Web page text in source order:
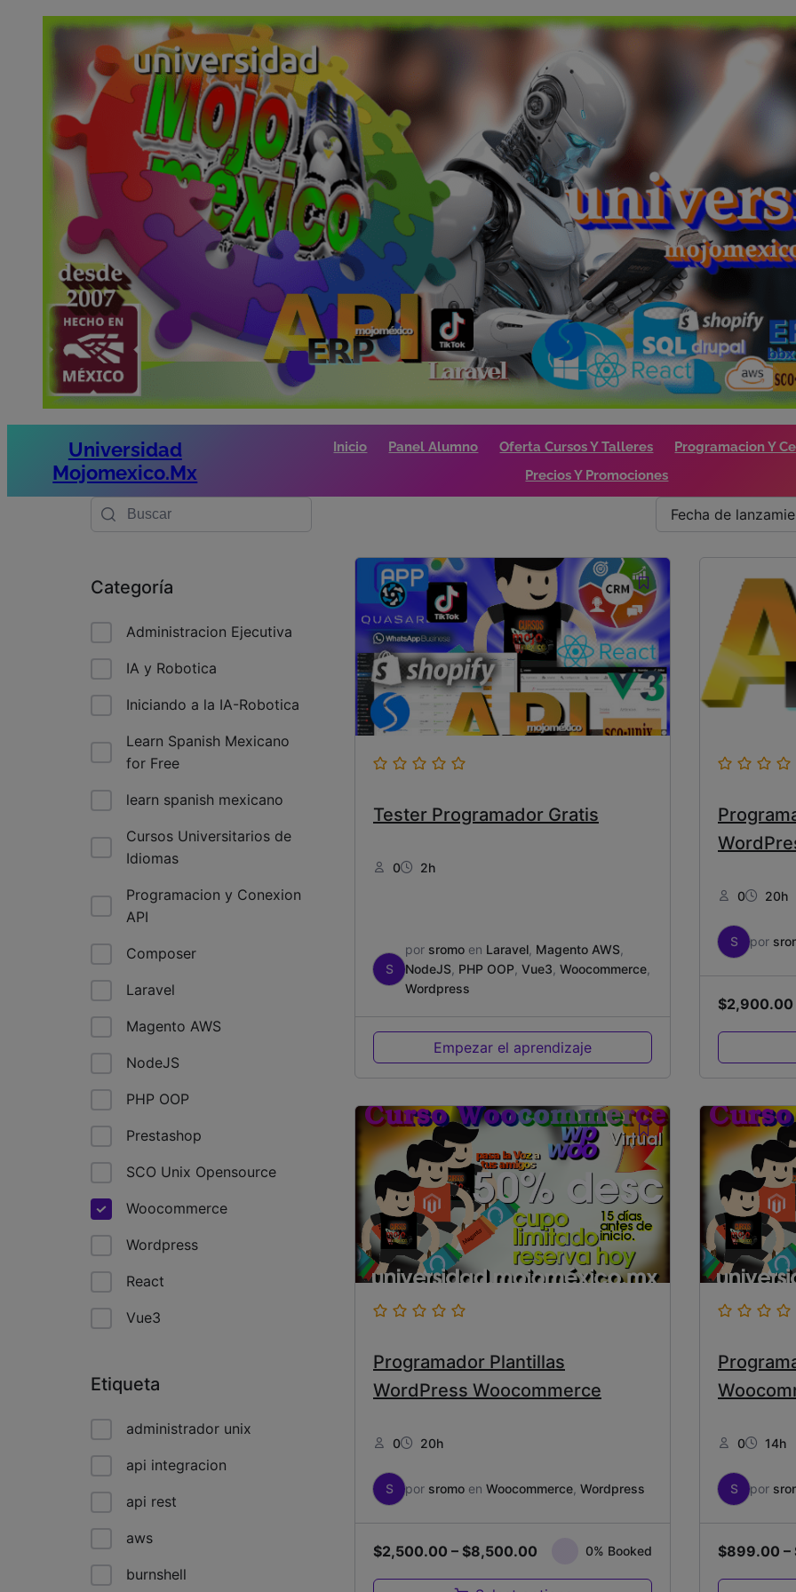
Universidad
Mojomexico.mx
Inicio Panel Alumno Oferta Cursos Y Talleres
Programacion Y
Precios Y Promociones
Categoría
Administracion Ejecutiva
IA y Robotica
Iniciando a la IA-Robotica
Learn Spanish Mexicano
for Free
learn spanish mexicano
Cursos Universitarios de
Idiomas
Programacion y Conexion
API
Composer
Laravel
Magento AWS
NodeJS
PHP OOP
Prestashop
SCO Unix Opensource
Woocommerce
Wordpress
React
Vue3
Etiqueta
administrador unix
api integracion
api rest
aws
burnshell
Fecha de
Tester Programador Gratis
0 2h
S
por sromo en Laravel Magento AWS
NodeJS PHP OOP Vue3 Woocommerce
Wordpress
Empezar el aprendizaje
0 20h
S por
$2,900.00
Programador Plantillas
WordPress Woocommerce
0 20h
S por sromo en Woocommerce Wordpress
$2,500.00 – $8,500.00 0% Booked
0 14h
S por
$899.00 –